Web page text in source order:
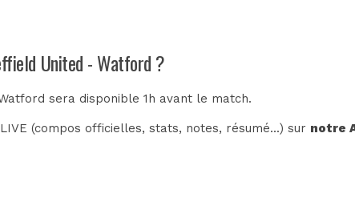
United - Watford ?
sera disponible 1h avant le match.
(compos officielles, stats, notes, résumé...) sur notre